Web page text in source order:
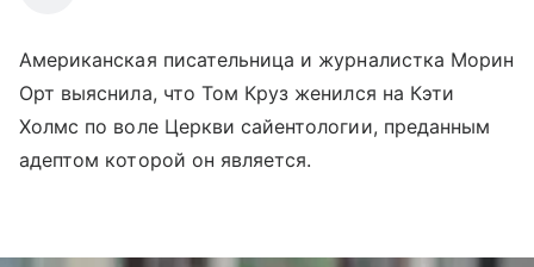
Американская писательница и журналистка Морин
Орт выяснила, что Том Круз женился на Кэти
Холмс по воле Церкви сайентологии, преданным
адептом которой он является.